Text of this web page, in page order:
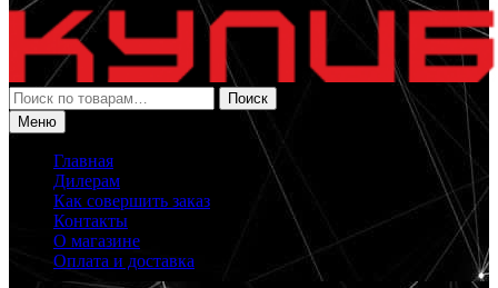
Искать:
Поиск
Меню
Главная
Дилерам
Как совершить заказ
Контакты
О магазине
Оплата и доставка